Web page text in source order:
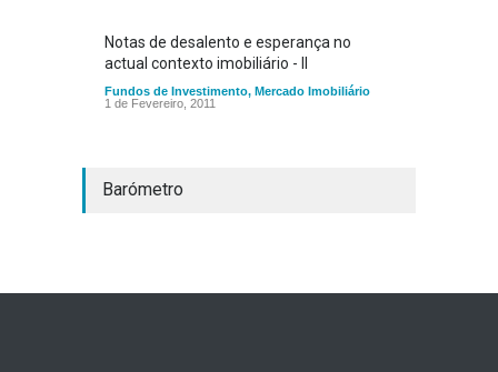
Notas de desalento e esperança no
actual contexto imobiliário - II
Fundos de Investimento, Mercado Imobiliário
1 de Fevereiro, 2011
Barómetro